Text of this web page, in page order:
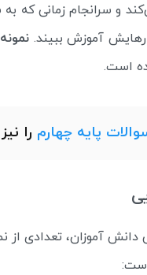
و سرانجام زمانی که
آموزش ببیند.
است.
پایه چهارم را
آموزان، تعدادی از
است: